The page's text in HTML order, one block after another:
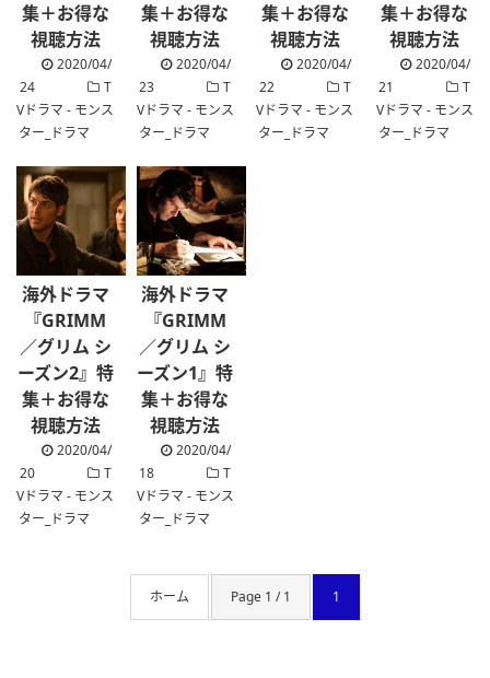
集＋お得な
視聴方法
2020/04/
24
T
Vドラマ - モンス
ター_ドラマ
集＋お得な
視聴方法
2020/04/
23
T
Vドラマ - モンス
ター_ドラマ
集＋お得な
視聴方法
2020/04/
22
T
Vドラマ - モンス
ター_ドラマ
集＋お得な
視聴方法
2020/04/
21
T
Vドラマ - モンス
ター_ドラマ
海外ドラマ
『GRIMM
／グリム シ
ーズン2』特
集＋お得な
視聴方法
2020/04/
20
T
Vドラマ - モンス
ター_ドラマ
海外ドラマ
『GRIMM
／グリム シ
ーズン1』特
集＋お得な
視聴方法
2020/04/
18
T
Vドラマ - モンス
ター_ドラマ
ホーム Page 1 / 1 1